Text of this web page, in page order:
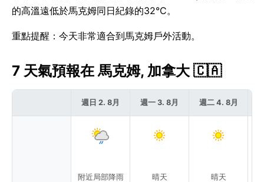
的高溫遠低於馬克姆同日紀錄的32°C。
重點提醒：今天非常適合到馬克姆戶外活動。
7 天氣預報在 馬克姆, 加拿大 🇨🇦
週日 2. 8月
附近局部降雨
週一 3. 8月
晴天
週二 4. 8月
晴天